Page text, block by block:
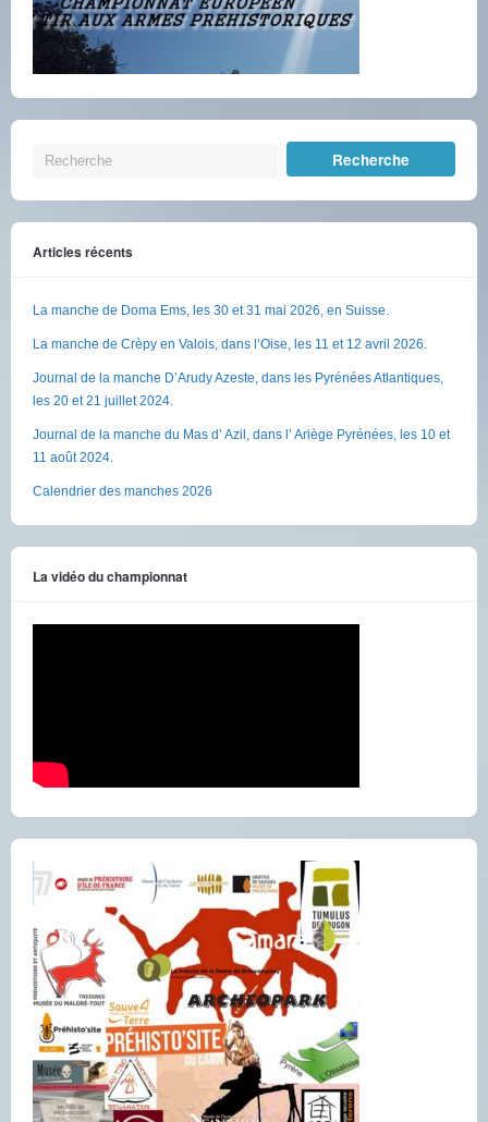
Articles récents
La manche de Doma Ems, les 30 et 31 mai 2026, en Suisse.
La manche de Crèpy en Valois, dans l’Oise, les 11 et 12 avril 2026.
Journal de la manche D’Arudy Azeste, dans les Pyrénées Atlantiques,
les 20 et 21 juillet 2024.
Journal de la manche du Mas d’ Azil, dans l’ Ariège Pyrénées, les 10 et
11 août 2024.
Calendrier des manches 2026
La vidéo du championnat